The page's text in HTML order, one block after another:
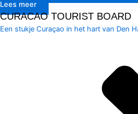
Lees meer
CURACAO TOURIST BOARD
Een stukje Curaçao in het hart van Den